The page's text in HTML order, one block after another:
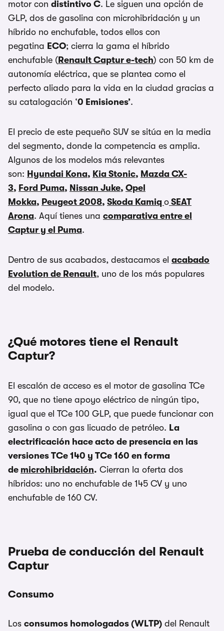
motor con distintivo C. Le siguen una opción de
GLP, dos de gasolina con microhibridación y un
híbrido no enchufable, todos ellos con
pegatina ECO; cierra la gama el híbrido
enchufable ( Renault Captur e-tech) con 50 km de
autonomía eléctrica, que se plantea como el
perfecto aliado para la vida en la ciudad gracias a
su catalogación ‘0 Emisiones’.
El precio de este pequeño SUV se sitúa en la media
del segmento, donde la competencia es amplia.
Algunos de los modelos más relevantes
son: Hyundai Kona, Kia Stonic, Mazda CX-
3, Ford Puma, Nissan Juke, Opel
Mokka, Peugeot 2008, Skoda Kamiq o SEAT
Arona. Aquí tienes una comparativa entre el
Captur y el Puma.
Dentro de sus acabados, destacamos el acabado
Evolution de Renault, uno de los más populares
del modelo.
¿Qué motores tiene el Renault
Captur?
El escalón de acceso es el motor de gasolina TCe
90, que no tiene apoyo eléctrico de ningún tipo,
igual que el TCe 100 GLP, que puede funcionar con
gasolina o con gas licuado de petróleo. La
electrificación hace acto de presencia en las
versiones TCe 140 y TCe 160 en forma
de microhibridación. Cierran la oferta dos
híbridos: uno no enchufable de 145 CV y uno
enchufable de 160 CV.
Prueba de conducción del Renault
Captur
Consumo
Los consumos homologados (WLTP) del Renault